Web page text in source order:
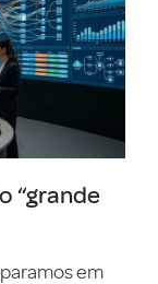
“grande
em